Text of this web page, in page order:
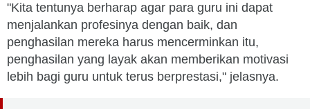
"Kita tentunya berharap agar para guru ini dapat
menjalankan profesinya dengan baik, dan
penghasilan mereka harus mencerminkan itu,
penghasilan yang layak akan memberikan motivasi
lebih bagi guru untuk terus berprestasi," jelasnya.